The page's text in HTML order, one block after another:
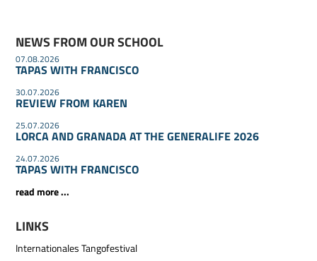
NEWS FROM OUR SCHOOL
07.08.2026
TAPAS WITH FRANCISCO
30.07.2026
REVIEW FROM KAREN
25.07.2026
LORCA AND GRANADA AT THE GENERALIFE 2026
24.07.2026
TAPAS WITH FRANCISCO
read more ...
LINKS
Internationales Tangofestival